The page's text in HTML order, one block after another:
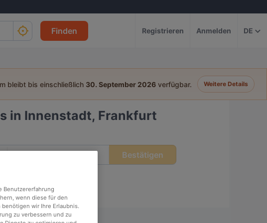
Finden Registrieren Anmelden DE
bleibt bis einschließlich 30. September 2026 verfügbar. Weitere Details
in Innenstadt, Frankfurt
Bestätigen
Benutzererfahrung
wenn diese für den
wir Ihre Erlaubnis.
zu verbessern und zu